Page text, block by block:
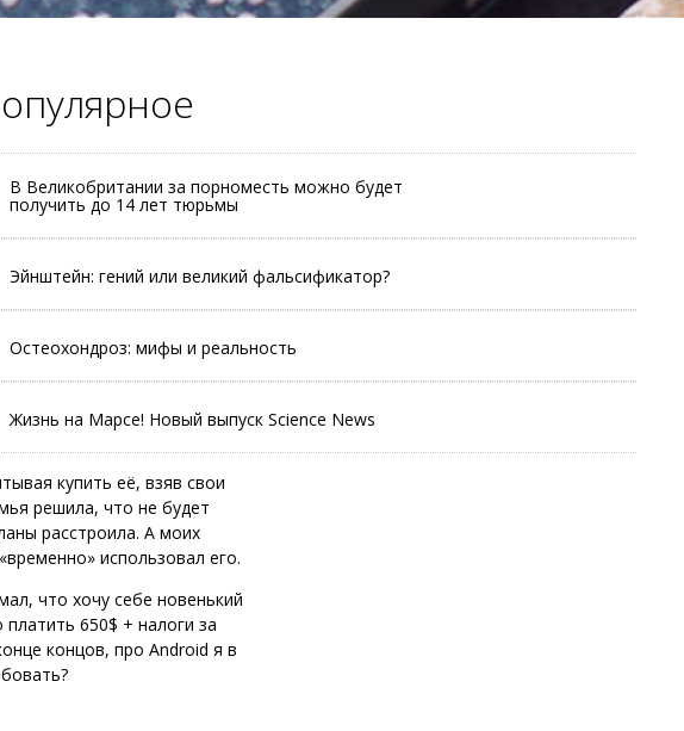
В Великобритании за порноместь можно будет
получить до 14 лет тюрьмы
Эйнштейн: гений или великий фальсификатор?
Остеохондроз: мифы и реальность
Жизнь на Марсе! Новый выпуск Science News
купить её, взяв свои
решила, что не будет
расстроила. А моих
использовал его.
что хочу себе новенький
650$ + налоги за
концов, про Android я в